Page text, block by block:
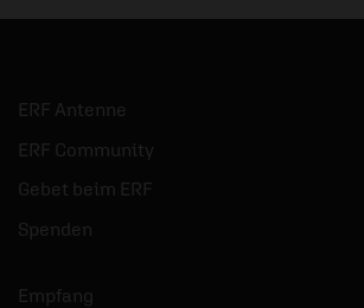
ERF Antenne
ERF Community
Gebet beim ERF
Spenden
Empfang